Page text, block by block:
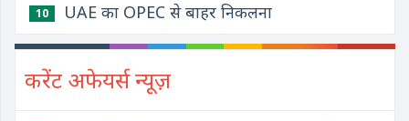
10 UAE का OPEC से बाहर निकलना
करेंट अफेयर्स न्यूज़